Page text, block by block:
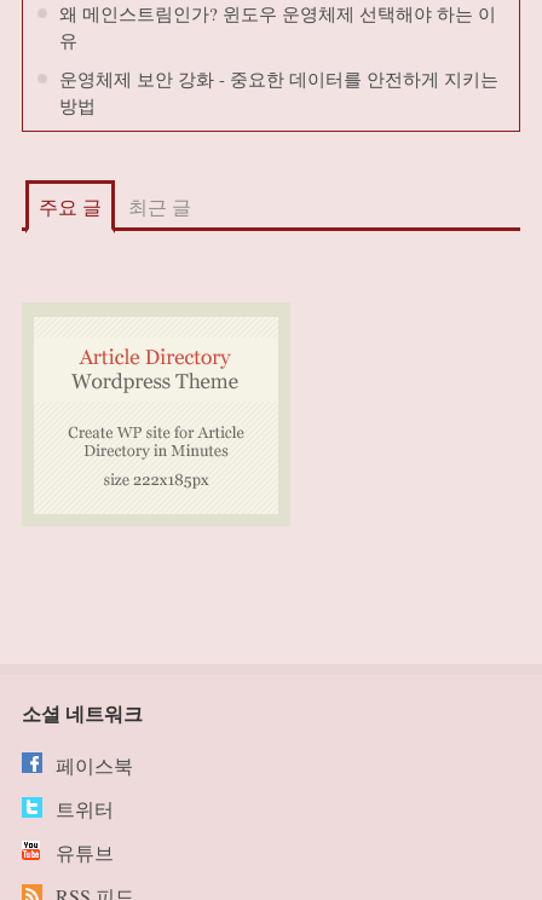
왜 메인스트림인가? 윈도우 운영체제 선택해야 하는 이
유
운영체제 보안 강화 - 중요한 데이터를 안전하게 지키는
방법
주요 글 최근 글
소셜 네트워크
페이스북
트위터
유튜브